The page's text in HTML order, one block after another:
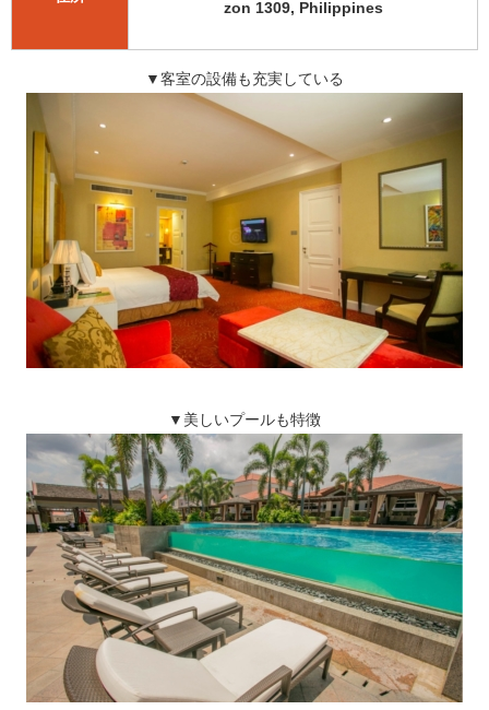
zon 1309, Philippines
▼客室の設備も充実している
▼美しいプールも特徴